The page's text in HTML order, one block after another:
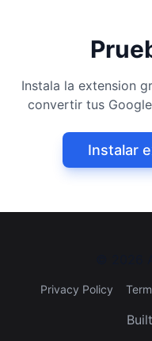
Instala la extension
convertir tus
Instalar
Privacy Policy